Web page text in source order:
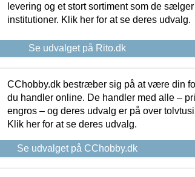
levering og et stort sortiment som de
institutioner. Klik her for at se deres udvalg.
Se udvalget på Rito.dk
CChobby.dk bestræber sig på at være din
du handler online. De handler med alle –
engros – og deres udvalg er på over
Klik her for at se deres udvalg.
Se udvalget på CChobby.dk